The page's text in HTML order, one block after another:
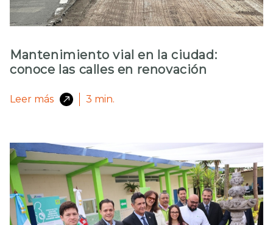
Mantenimiento vial en la ciudad:
conoce las calles en renovación
Leer más 3 min.